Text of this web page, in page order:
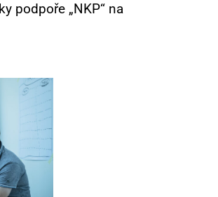
podpoře „NKP“ na